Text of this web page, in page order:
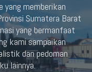
yang memberikan
Sumatera Barat
yang bermanfaat
kami sampaikan
dan pedoman
lainnya.